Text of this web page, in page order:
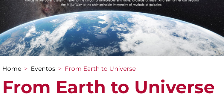
You are here
Home > Eventos > From Earth to Universe
From Earth to Universe